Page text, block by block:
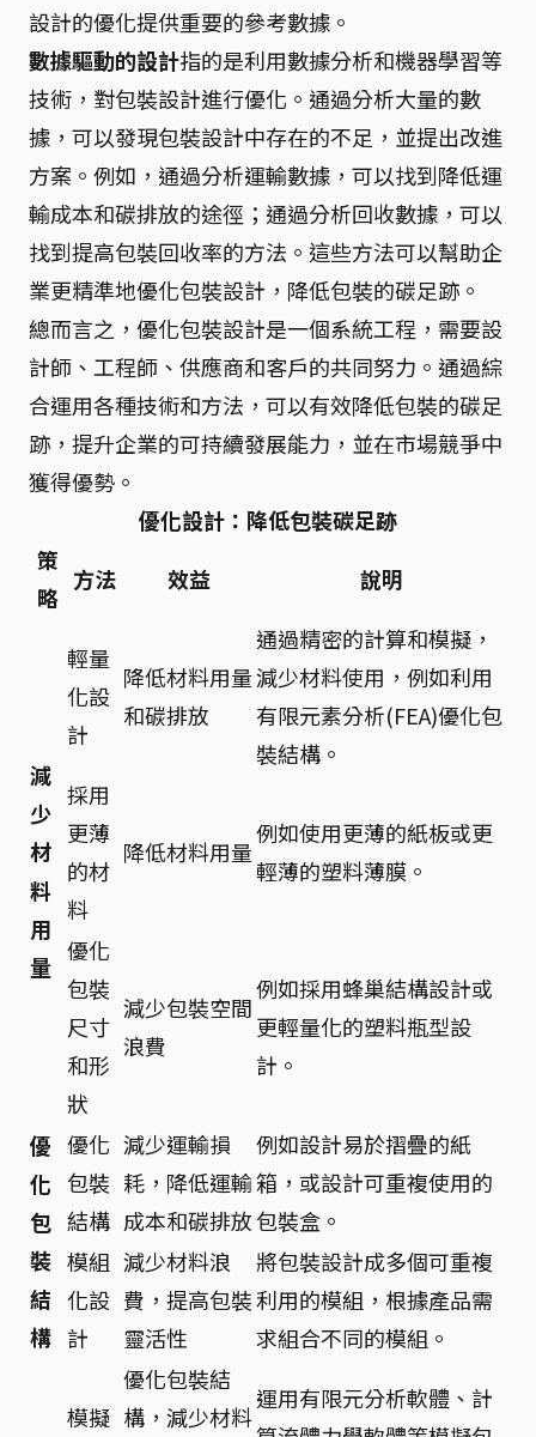
設計的優化提供重要的參考數據。
數據驅動的設計指的是利用數據分析和機器學習等
技術，對包裝設計進行優化。通過分析大量的數
據，可以發現包裝設計中存在的不足，並提出改進
方案。例如，通過分析運輸數據，可以找到降低運
輸成本和碳排放的途徑；通過分析回收數據，可以
找到提高包裝回收率的方法。這些方法可以幫助企
業更精準地優化包裝設計，降低包裝的碳足跡。
總而言之，優化包裝設計是一個系統工程，需要設
計師、工程師、供應商和客戶的共同努力。通過綜
合運用各種技術和方法，可以有效降低包裝的碳足
跡，提升企業的可持續發展能力，並在市場競爭中
獲得優勢。
優化設計：降低包裝碳足跡
策
略
方法 效益 說明
減
少
材
料
用
量
輕量
化設
計
降低材料用量
和碳排放
通過精密的計算和模擬，
減少材料使用，例如利用
有限元素分析(FEA)優化包
裝結構。
採用
更薄
的材
料
降低材料用量
例如使用更薄的紙板或更
輕薄的塑料薄膜。
優化
包裝
尺寸
和形
狀
減少包裝空間
浪費
例如採用蜂巢結構設計或
更輕量化的塑料瓶型設
計。
優
化
包
裝
結
構
優化
包裝
結構
減少運輸損
耗，降低運輸
成本和碳排放
例如設計易於摺疊的紙
箱，或設計可重複使用的
包裝盒。
模組
化設
計
減少材料浪
費，提高包裝
靈活性
將包裝設計成多個可重複
利用的模組，根據產品需
求組合不同的模組。
模擬
優化包裝結
構，減少材料
運用有限元分析軟體、計